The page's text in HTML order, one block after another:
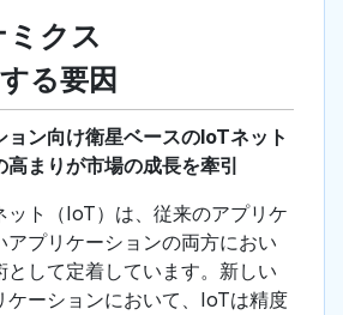
クス
る要因
ョン向け衛星ベースのIoTネット
まりが市場の成長を牽引
ット（IoT）は、従来のアプリケ
アプリケーションの両方におい
として定着しています。新しい
ケーションにおいて、IoTは精度